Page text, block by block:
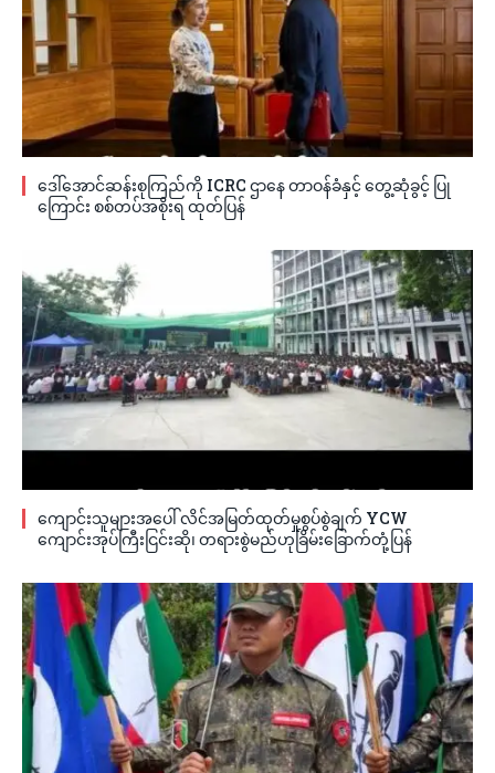
ဒေါ်အောင်ဆန်းစုကြည်ကို ICRC ဌာနေ တာဝန်ခံနှင့် တွေ့ဆုံခွင့် ပြု
ကြောင်း စစ်တပ်အစိုးရ ထုတ်ပြန်
ကျောင်းသူများအပေါ် လိင်အမြတ်ထုတ်မှုစွပ်စွဲချက် YCW
ကျောင်းအုပ်ကြီးငြင်းဆို၊ တရားစွဲမည်ဟုခြိမ်းခြောက်တုံ့ပြန်